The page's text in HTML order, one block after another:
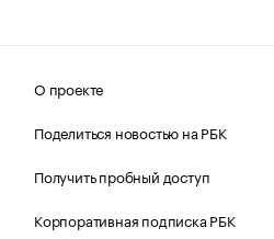
О проекте
Поделиться новостью на РБК
Получить пробный доступ
Корпоративная подписка РБК